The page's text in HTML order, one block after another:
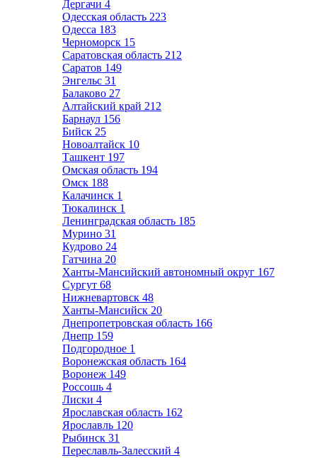
Дергачи 4
Одесская область 223
Одесса 183
Черноморск 15
Саратовская область 212
Саратов 149
Энгельс 31
Балаково 27
Алтайский край 212
Барнаул 156
Бийск 25
Новоалтайск 10
Ташкент 197
Омская область 194
Омск 188
Калачинск 1
Тюкалинск 1
Ленинградская область 185
Мурино 31
Кудрово 24
Гатчина 20
Ханты-Мансийский автономный округ 167
Сургут 68
Нижневартовск 48
Ханты-Мансийск 20
Днепропетровская область 166
Днепр 159
Подгородное 1
Воронежская область 164
Воронеж 149
Россошь 4
Лиски 4
Ярославская область 162
Ярославль 120
Рыбинск 31
Переславль-Залесский 4